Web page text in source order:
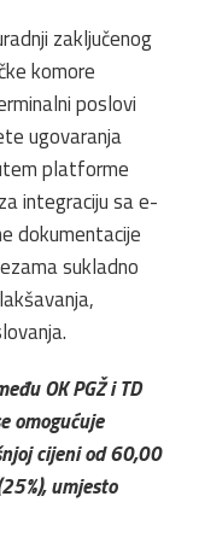
zaključenog
komore
poslovi
ugovaranja
platforme
integraciju sa e-
dokumentacije
sukladno
OK PGŽ i TD
omogućuje
cijeni od 60,00
umjesto